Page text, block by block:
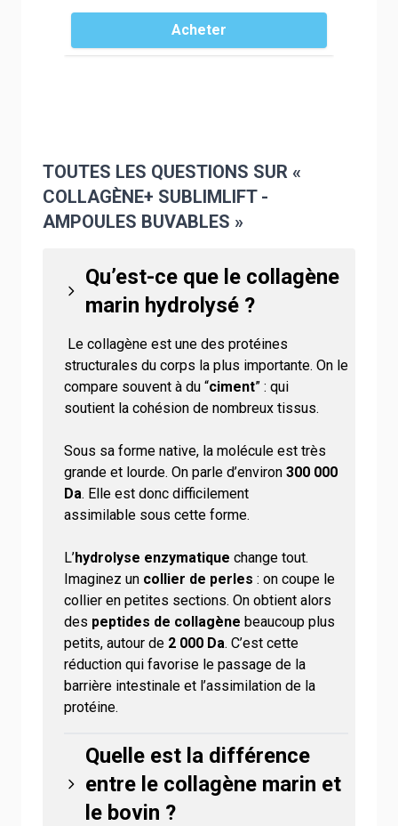
Acheter
TOUTES LES QUESTIONS SUR «
COLLAGÈNE+ SUBLIMLIFT -
AMPOULES BUVABLES »
Qu’est-ce que le collagène
marin hydrolysé ?
Le collagène est une des protéines
structurales du corps la plus importante. On le
compare souvent à du “ciment” : qui
soutient la cohésion de nombreux tissus.
Sous sa forme native, la molécule est très
grande et lourde. On parle d’environ 300 000
Da. Elle est donc difficilement
assimilable sous cette forme.
L’hydrolyse enzymatique change tout.
Imaginez un collier de perles : on coupe le
collier en petites sections. On obtient alors
des peptides de collagène beaucoup plus
petits, autour de 2 000 Da. C’est cette
réduction qui favorise le passage de la
barrière intestinale et l’assimilation de la
protéine.
Quelle est la différence
entre le collagène marin et
le bovin ?